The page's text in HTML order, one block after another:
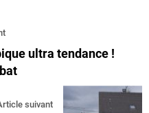
ultra tendance !
suivant